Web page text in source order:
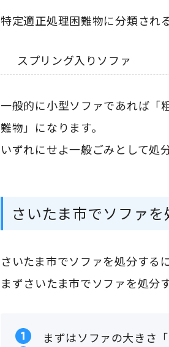
特定適正処理困難物に分類され
スプリング入りソファ
一般的に小型ソファであれば「
難物」になります。
いずれにせよ一般ごみとして処
さいたま市でソファ
さいたま市でソファを処分する
まずさいたま市でソファを処分
まずはソファの大きさ